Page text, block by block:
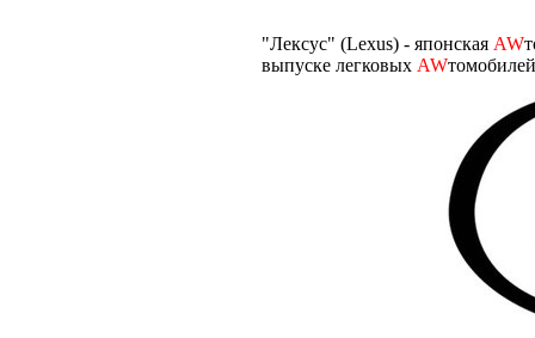
"Лексус" (Lexus) - японская AW
выпуске легковых AW